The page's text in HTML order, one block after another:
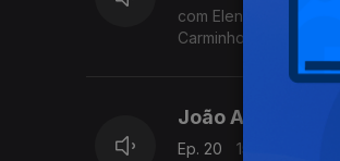
com Eleni
Carminho.
João Afonso,
Ep. 20
15 mai. 2026